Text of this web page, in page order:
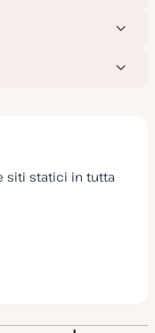
siti statici in tutta